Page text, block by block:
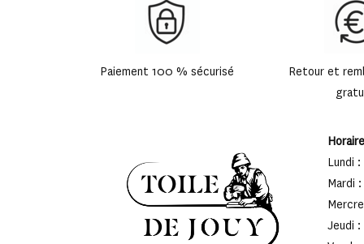
Paiement 100 % sécurisé
Retour et
Lundi
Mardi :
Jeudi :